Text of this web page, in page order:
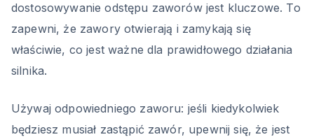
dostosowywanie odstępu zaworów jest kluczowe. To
zapewni, że zawory otwierają i zamykają się
właściwie, co jest ważne dla prawidłowego działania
silnika.
Używaj odpowiedniego zaworu: jeśli kiedykolwiek
będziesz musiał zastąpić zawór, upewnij się, że jest